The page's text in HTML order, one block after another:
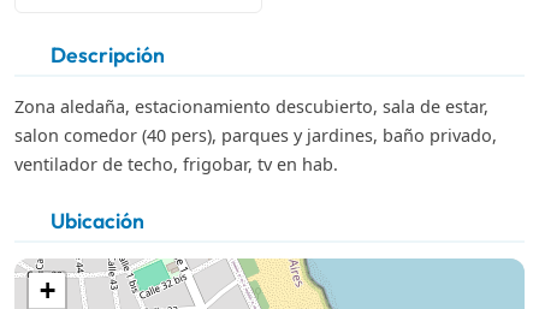
Descripción
Zona aledaña, estacionamiento descubierto, sala de estar,
salon comedor (40 pers), parques y jardines, baño privado,
ventilador de techo, frigobar, tv en hab.
Ubicación
+